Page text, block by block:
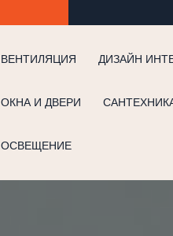
ВЕНТИЛЯЦИЯ ДИЗАЙН
ОКНА И ДВЕРИ
ОСВЕЩЕНИЕ